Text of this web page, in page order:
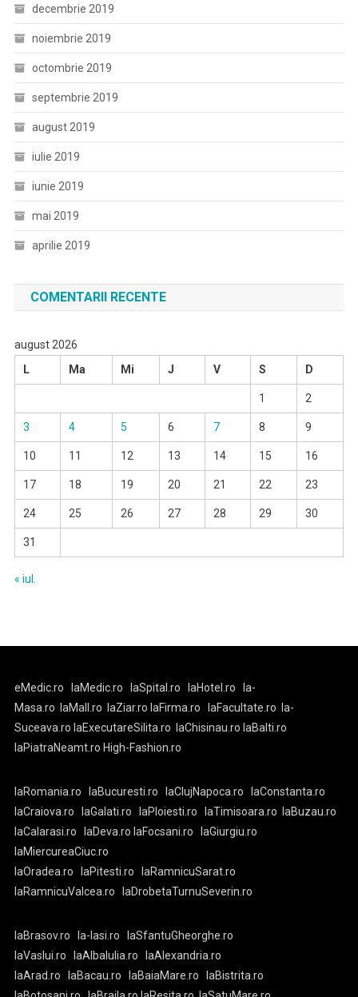
decembrie 2019
noiembrie 2019
octombrie 2019
septembrie 2019
august 2019
iulie 2019
iunie 2019
mai 2019
aprilie 2019
COMENTARII RECENTE
august 2026
L
Ma Mi J V S D
1 2
3 4 5 6 7 8 9
10 11 12 13 14 15 16
17 18 19 20 21 22 23
24 25 26 27 28 29 30
31
« iul.
eMedic.ro laMedic.ro laSpital.ro laHotel.ro
la-
Masa.ro
laMall.ro laZiar.ro laFirma.ro laFacultate.ro
la-
Suceava.ro laExecutareSilita.ro laChisinau.ro laBalti.ro
laPiatraNeamt.ro High-Fashion.ro
laRomania.ro laBucuresti.ro laClujNapoca.ro
laConstanta.ro
laCraiova.ro
laGalati.ro laPloiesti.ro laTimisoara.ro
laBuzau.ro
laCalarasi.ro
laDeva.ro laFocsani.ro
laGiurgiu.ro
laMiercureaCiuc.ro
laOradea.ro
laPitesti.ro
laRamnicuSarat.ro
laRamnicuValcea.ro
laDrobetaTurnuSeverin.ro
laBrasov.ro la-Iasi.ro
laSfantuGheorghe.ro
laVaslui.ro
laAlbaIulia.ro
laAlexandria.ro
laArad.ro
laBacau.ro laBaiaMare.ro
laBistrita.ro